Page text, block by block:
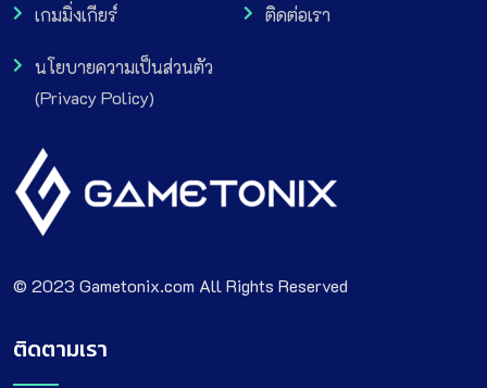
เกมมิ่งเกียร์ ติดต่อเรา
นโยบายความเป็นส่วนตัว
(Privacy Policy)
© 2023 Gametonix.com All Rights Reserved
ติดตามเรา